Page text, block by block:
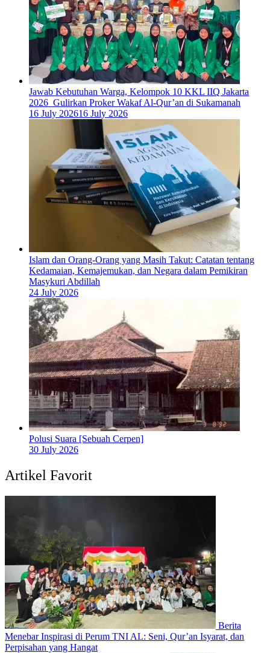
Jawab Kebutuhan Warga, Kelompok 10 KKL IIQ Jakarta
2026 Gulirkan Proker Wakaf Al-Qur’an di Sukamanah
16 July 202616 July 2026
Islam dan Orang-Orang yang Masih Takut: Catatan tentang
Kedamaian, Kemajemukan, dan Negara dalam Pemikiran
Masykuri Abdillah
24 July 2026
Polusi Suara [Sebuah Cerpen]
30 July 2026
Artikel Favorit
Berita
Menebar Inspirasi di Perum TNI AL: Seni, Qur’an Isyarat, dan
Perpisahan yang Hangat